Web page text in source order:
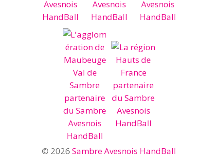
© 2026 Sambre Avesnois HandBall